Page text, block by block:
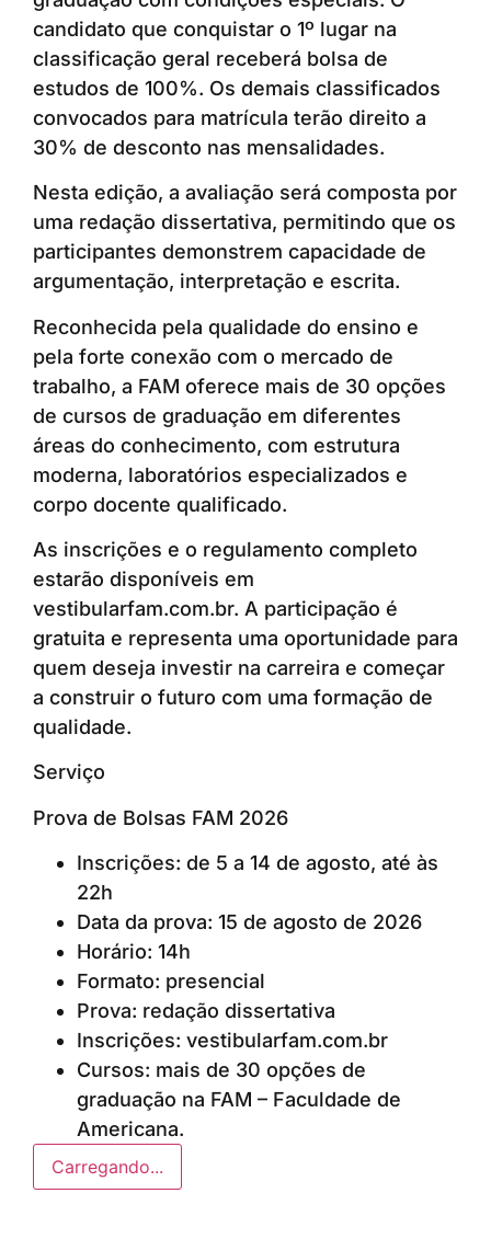
candidato que conquistar o 1º lugar na
classificação geral receberá bolsa de
estudos de 100%. Os demais classificados
convocados para matrícula terão direito a
30% de desconto nas mensalidades.
Nesta edição, a avaliação será composta por
uma redação dissertativa, permitindo que os
participantes demonstrem capacidade de
argumentação, interpretação e escrita.
Reconhecida pela qualidade do ensino e
pela forte conexão com o mercado de
trabalho, a FAM oferece mais de 30 opções
de cursos de graduação em diferentes
áreas do conhecimento, com estrutura
moderna, laboratórios especializados e
corpo docente qualificado.
As inscrições e o regulamento completo
estarão disponíveis em
vestibularfam.com.br. A participação é
gratuita e representa uma oportunidade para
quem deseja investir na carreira e começar
a construir o futuro com uma formação de
qualidade.
Serviço
Prova de Bolsas FAM 2026
Inscrições: de 5 a 14 de agosto, até às
22h
Data da prova: 15 de agosto de 2026
Horário: 14h
Formato: presencial
Prova: redação dissertativa
Inscrições: vestibularfam.com.br
Cursos: mais de 30 opções de
graduação na FAM – Faculdade de
Americana.
Carregando...